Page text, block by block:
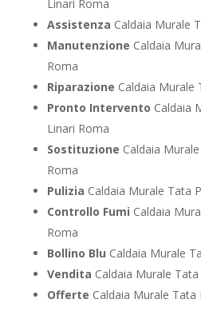
Linari Roma
Assistenza Caldaia Murale
Manutenzione Caldaia
Roma
Riparazione Caldaia Murale
Pronto Intervento Caldaia
Linari Roma
Sostituzione Caldaia
Roma
Pulizia Caldaia Murale Tata
Controllo Fumi Caldaia
Roma
Bollino Blu Caldaia Murale
Vendita Caldaia Murale
Offerte Caldaia Murale